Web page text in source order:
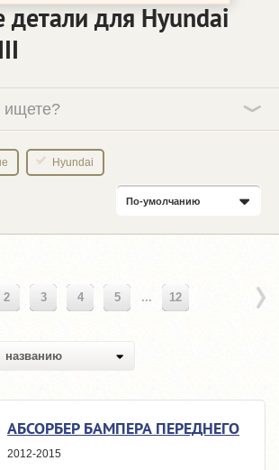
детали для Hyundai
ищете?
Hyundai
По-умолчанию
2 3 4 5 ... 12
названию
АБСОРБЕР БАМПЕРА ПЕРЕДНЕГО
2012-2015